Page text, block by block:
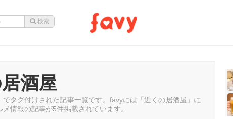
酒屋
でタグ付けされた記事一覧です。favyには「近くの居酒屋」に
情報の記事が5件掲載されています。